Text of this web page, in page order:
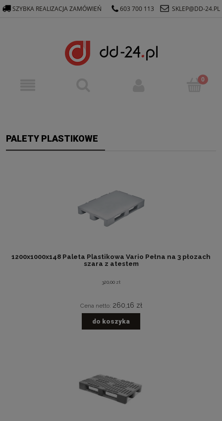
SZYBKA REALIZACJA ZAMÓWIEŃ 603 700 113 SKLEP@DD-24.PL
PALETY PLASTIKOWE
1200x1000x148 Paleta Plastikowa Vario Pełna na 3 płozach
szara z atestem
320,00 zł
Cena netto: 260,16 zł
do koszyka